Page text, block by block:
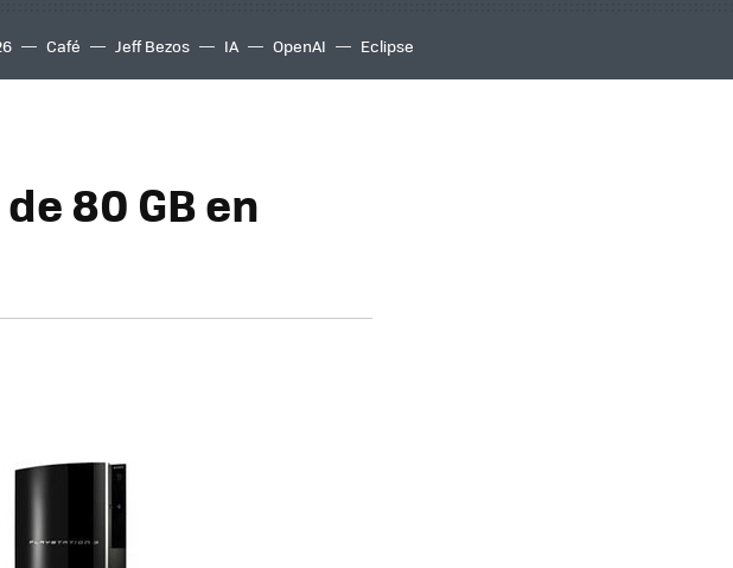
Café Jeff Bezos IA OpenAI Eclipse
80 GB en